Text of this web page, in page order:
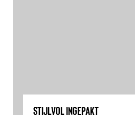
STIJLVOL INGEPAKT